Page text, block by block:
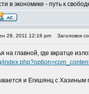
в экономике - путь к
29, 2011 12:16 pm Заголовок
на главной, где вкратце
и Егишянц с Хазиным